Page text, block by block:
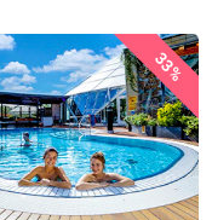
33%